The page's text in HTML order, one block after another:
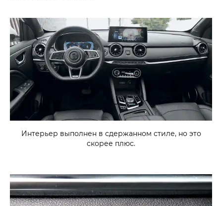
Интерьер выполнен в сдержанном стиле, но это
скорее плюс.